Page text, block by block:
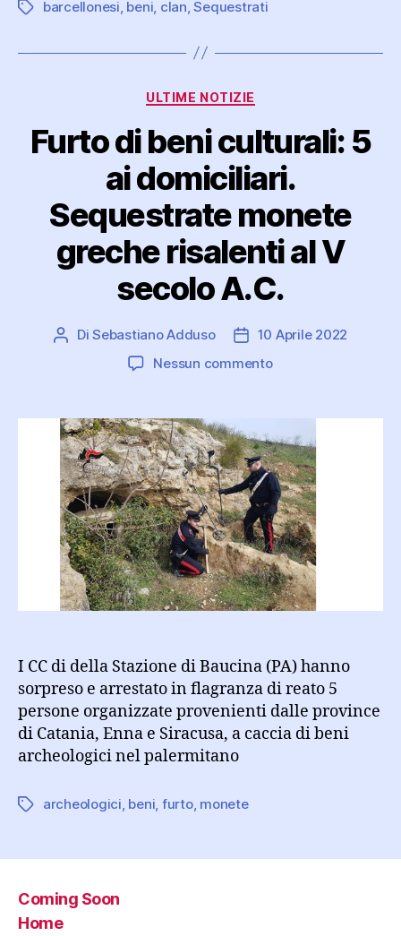
Tag barcellonesi beni clan ,Sequestrati
Categorie
ULTIME NOTIZIE
Furto di beni culturali: 5
ai domiciliari.
Sequestrate monete
greche risalenti al V
secolo A.C.
Autore
DiSebastiano Adduso
Data
dell'articolo
10 Aprile 2022
Nessun commentosu
culturali:
5
ai
domiciliari.
Sequestrate
monete
greche
risalenti
al
A.C.
I CC di della Stazione di Baucina (PA) hanno
sorpreso e arrestato in flagranza di reato 5
persone organizzate provenienti dalle province
di Catania, Enna e Siracusa, a caccia di beni
archeologici nel palermitano
Tag archeologici beni furto, monete
Coming Soon
Home